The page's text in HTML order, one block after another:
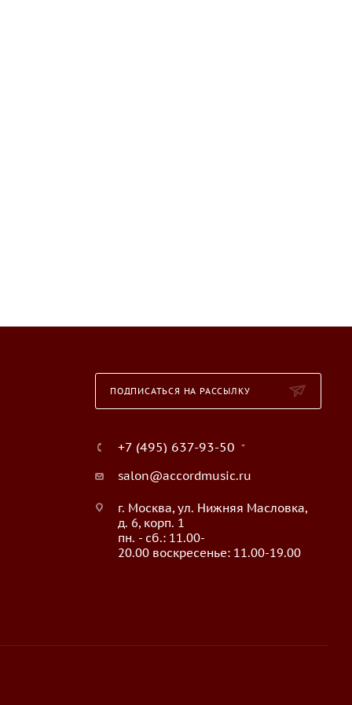
ПОДПИСАТЬСЯ НА РАССЫЛКУ
+7 (495) 637-93-50
salon@accordmusic.ru
г. Москва, ул. Нижняя Масловка,
д. 6, корп. 1
пн. - сб.: 11.00-
20.00 воскресенье: 11.00-19.00